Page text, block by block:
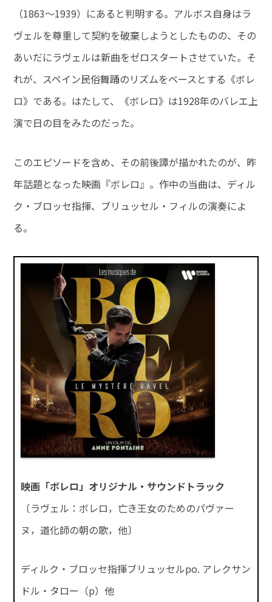
（1863～1939）にあると判明する。アルボス自身はラ
ヴェルを尊重して契約を破棄しようとしたものの、その
あいだにラヴェルは新曲をゼロスタートさせていた。そ
れが、スペイン民俗舞踊のリズムをベースとする《ボレ
ロ》である。はたして、《ボレロ》は1928年のバレエ上
演で日の目をみたのだった。
このエピソードを含め、その前後譚が描かれたのが、昨
年話題となった映画『ボレロ』。作中の当曲は、ディル
ク・ブロッセ指揮、ブリュッセル・フィルの演奏によ
る。
映画「ボレロ」オリジナル・サウンドトラック
〔ラヴェル：ボレロ，亡き王女のためのパヴァー
ヌ，道化師の朝の歌，他〕
ディルク・ブロッセ指揮ブリュッセルpo. アレクサン
ドル・タロー（p）他